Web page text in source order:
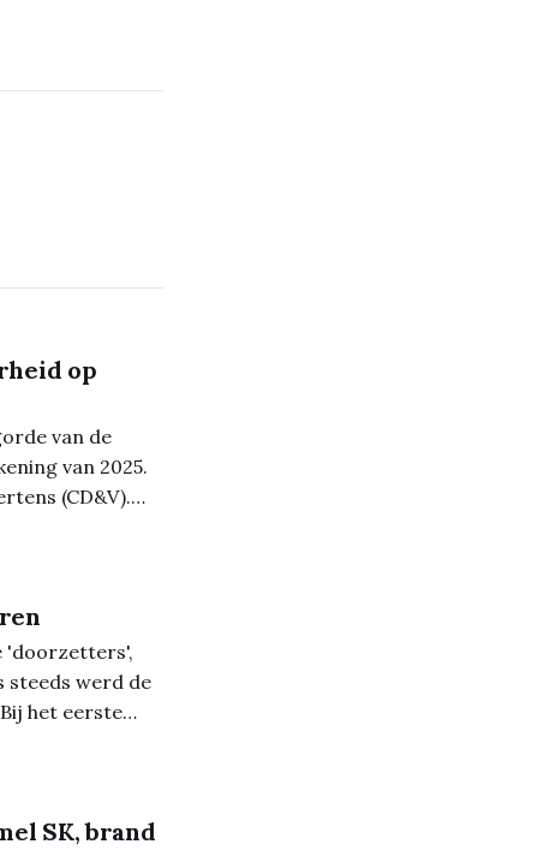
op
van de
van 2025.
(CD&V).
'doorzetters',
steeds werd de
het eerste
SK, brand